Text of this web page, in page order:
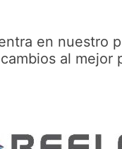
en nuestro
al mejor